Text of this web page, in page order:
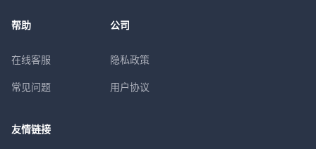
帮助
在线客服
常见问题
公司
隐私政策
用户协议
友情链接